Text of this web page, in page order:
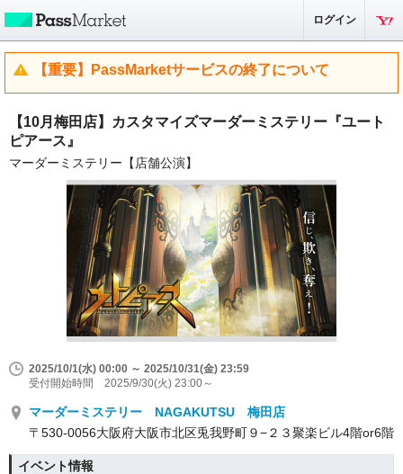
ログイン
【重要】PassMarketサービスの終了について
【10月梅田店】カスタマイズマーダーミステリー『ユート
ピアース』
マーダーミステリー【店舗公演】
2025/10/1(水) 00:00 ～ 2025/10/31(金) 23:59
受付開始時間 2025/9/30(火) 23:00～
マーダーミステリー NAGAKUTSU 梅田店
〒530-0056大阪府大阪市北区兎我野町９−２３聚楽ビル4階or6階
イベント情報